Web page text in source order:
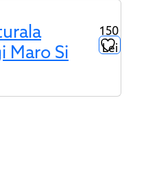
Maro Si
150
Lei